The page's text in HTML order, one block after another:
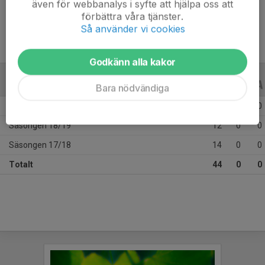
22 år
ALLA ÅR
0
Säsongen 18/19 12 0 0
Säsongen 17/18 14 0 0
Totalt 44 0 0
även för webbanalys i syfte att hjälpa oss att
förbättra våra tjänster.
Så använder vi cookies
Godkänn alla kakor
Bara nödvändiga